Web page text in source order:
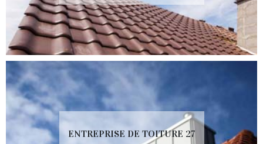
ENTREPRISE DE TOITURE 27